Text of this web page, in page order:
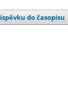
do časopisu